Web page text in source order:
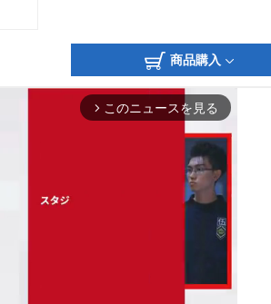
商品購入
arrow_forward_ios このニュースを見る